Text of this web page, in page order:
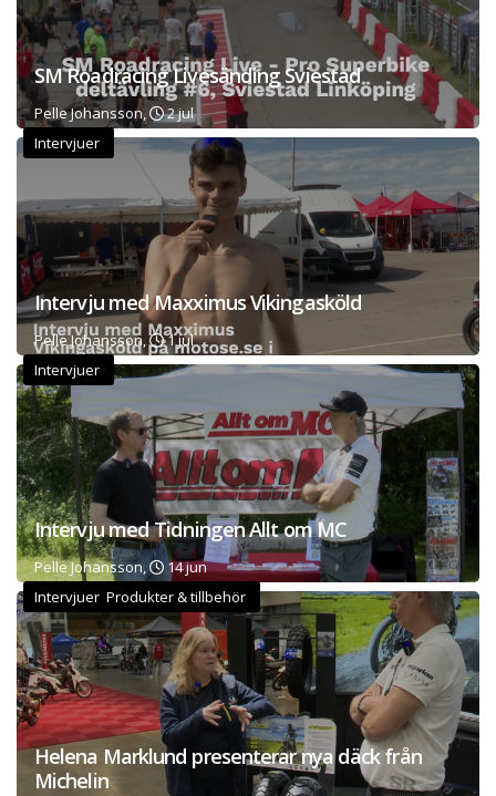
SM Roadracing Livesänding Sviestad
Pelle Johansson,
2 jul
Intervjuer
Intervju med Maxximus Vikingasköld
Pelle Johansson,
1 jul
Intervjuer
Intervju med Tidningen Allt om MC
Pelle Johansson,
14 jun
Intervjuer Produkter & tillbehör
Helena Marklund presenterar nya däck från
Michelin